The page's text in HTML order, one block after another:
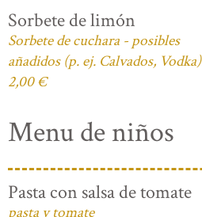
Sorbete de limón
Sorbete de cuchara - posibles
añadidos (p. ej. Calvados, Vodka)
2,00 €
Menu de niños
Pasta con salsa de tomate
pasta y tomate